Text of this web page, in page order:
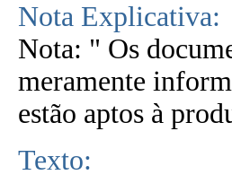
Nota Explicativa:
Nota: " Os
meramente
estão aptos à
Texto: